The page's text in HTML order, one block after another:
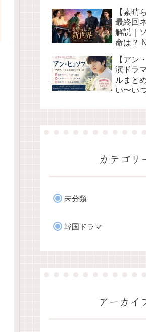
初恋ラ
で日韓
【2026
【素晴
最終回
解説｜
命は？
【アン
演ドラ
ルまと
い〜い
カテゴリ
未分類
韓国ドラマ
アーカイ